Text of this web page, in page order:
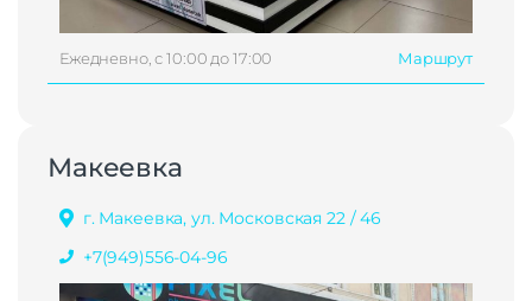
Ежедневно, с 10:00 до 17:00 Маршрут
Макеевка
г. Макеевка, ул. Московская 22 / 46
+7(949)556-04-96